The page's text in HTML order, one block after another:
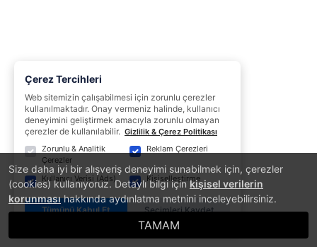
Size daha iyi bir alışveriş deneyimi sunabilmek için, çerezler
(cookies) kullanıyoruz. Detaylı bilgi içinkişisel verilerin
korunmasıhakkında aydınlatma metnini inceleyebilirsiniz.
TAMAM
Çerez Tercihleri
Web sitemizin çalışabilmesi için zorunlu çerezler
kullanılmaktadır. Onay vermeniz halinde, kullanıcı
deneyimini geliştirmek amacıyla zorunlu olmayan
çerezler de kullanılabilir. Gizlilik & Çerez Politikası
Zorunlu & Analitik
Çerezler
Reklam Çerezleri
Kullanıcı Verisi (Ads) Kişiselleştirme
Tümünü Kabul Et Seçimleri Kaydet